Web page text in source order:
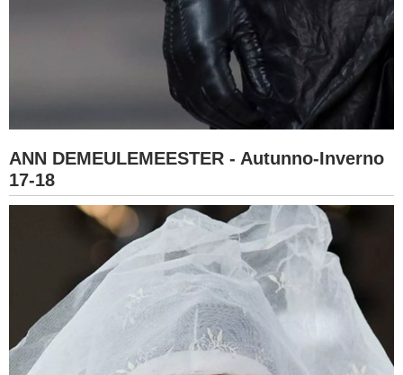
ANN DEMEULEMEESTER - Autunno-Inverno
17-18